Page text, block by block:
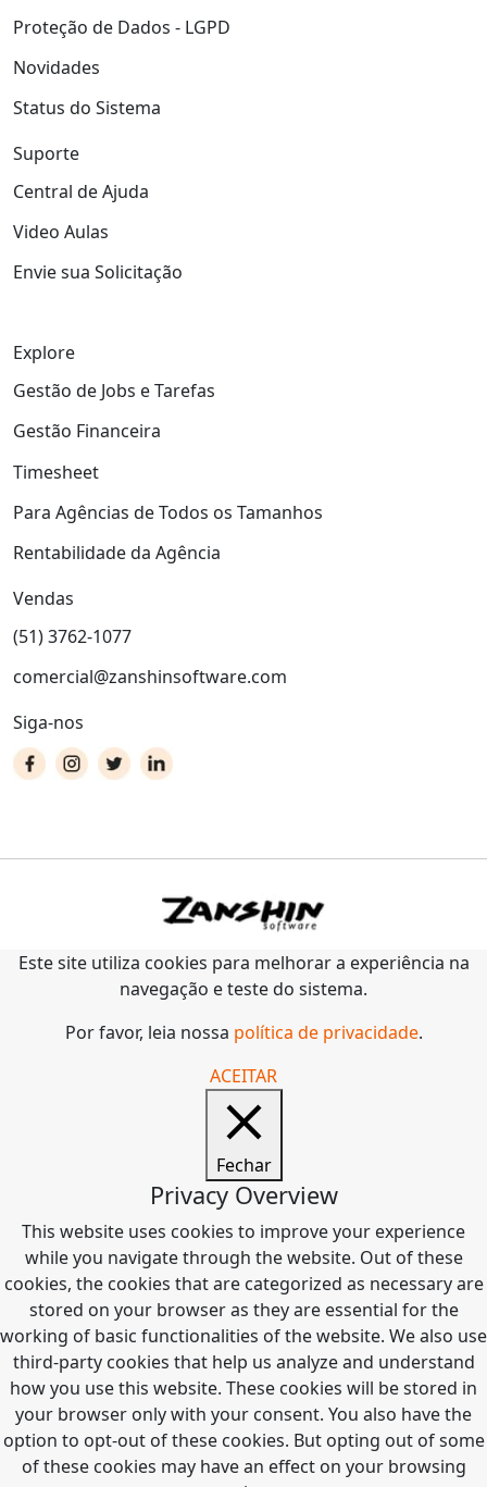
Proteção de Dados - LGPD
Novidades
Status do Sistema
Suporte
Central de Ajuda
Video Aulas
Envie sua Solicitação
Explore
Gestão de Jobs e Tarefas
Gestão Financeira
Timesheet
Para Agências de Todos os Tamanhos
Rentabilidade da Agência
Vendas
(51) 3762-1077
comercial@zanshinsoftware.com
Siga-nos
Este site utiliza cookies para melhorar a experiência na
navegação e teste do sistema.
Por favor, leia nossa política de privacidade.
ACEITAR
Fechar
Privacy Overview
This website uses cookies to improve your experience
while you navigate through the website. Out of these
cookies, the cookies that are categorized as necessary are
stored on your browser as they are essential for the
working of basic functionalities of the website. We also use
third-party cookies that help us analyze and understand
how you use this website. These cookies will be stored in
your browser only with your consent. You also have the
option to opt-out of these cookies. But opting out of some
of these cookies may have an effect on your browsing